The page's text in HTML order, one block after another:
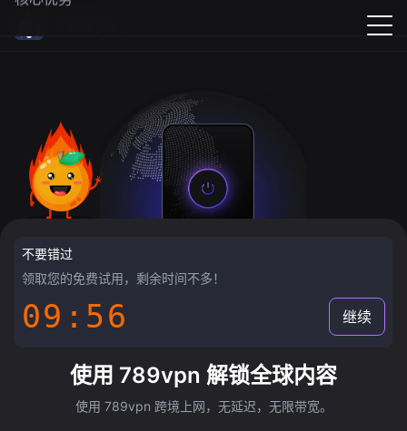
不要错过
领取您的免费试用，剩余时间不多！
09:55 继续
使用 789vpn 解锁全球内容
使用 789vpn 跨境上网，无延迟，无限带宽。